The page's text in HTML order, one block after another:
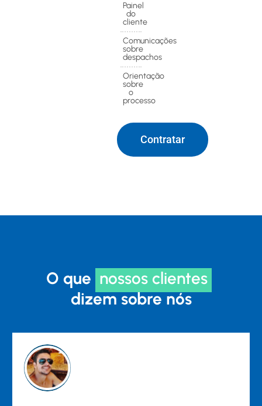
Painel
do
cliente
Comunicações
sobre
despachos
Orientação
sobre
o
processo
Contratar
O que nossos clientes
dizem sobre nós